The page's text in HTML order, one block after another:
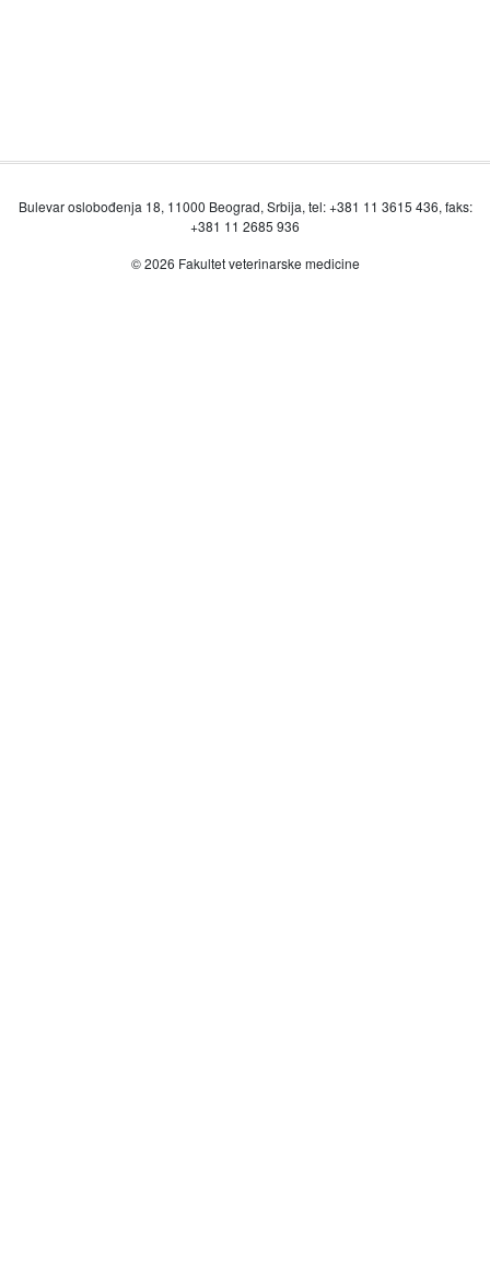
Bulevar oslobođenja 18, 11000 Beograd, Srbija, tel: +381 11 3615 436, faks:
+381 11 2685 936
© 2026 Fakultet veterinarske medicine